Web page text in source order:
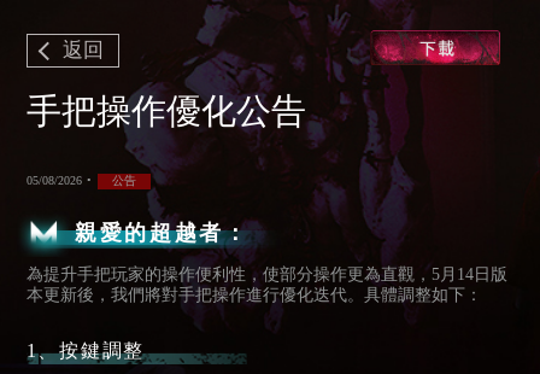
返回
手把操作優化公告
05/08/2026 • 公告
親愛的超越者：
為提升手把玩家的操作便利性，使部分操作更為直觀，5月14日版
本更新後，我們將對手把操作進行優化迭代。具體調整如下：
1、按鍵調整